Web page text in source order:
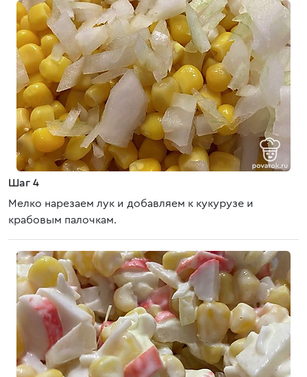
Шаг 4
Мелко нарезаем лук и добавляем к кукурузе и
крабовым палочкам.